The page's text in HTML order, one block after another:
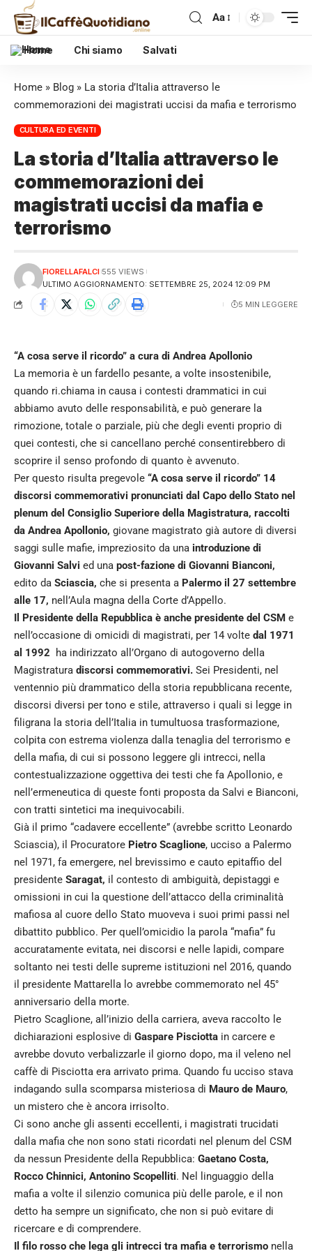
Aa
Home Chi siamo Salvati
Home » Blog » La storia d’Italia attraverso le
commemorazioni dei magistrati uccisi da mafia e terrorismo
CULTURA ED EVENTI
La storia d’Italia attraverso le
commemorazioni dei
magistrati uccisi da mafia e
terrorismo
ULTIMO AGGIORNAMENTO: SETTEMBRE 25, 2024 12:09 PM
FIORELLAFALCI 555 VIEWS
5 MIN LEGGERE
“A cosa serve il ricordo” a cura di Andrea Apollonio
La memoria è un fardello pesante, a volte insostenibile,
quando ri.chiama in causa i contesti drammatici in cui
abbiamo avuto delle responsabilità, e può generare la
rimozione, totale o parziale, più che degli eventi proprio di
quei contesti, che si cancellano perché consentirebbero di
scoprire il senso profondo di quanto è avvenuto.
Per questo risulta pregevole “A cosa serve il ricordo” 14
discorsi commemorativi pronunciati dal Capo dello Stato nel
plenum del Consiglio Superiore della Magistratura, raccolti
da Andrea Apollonio, giovane magistrato già autore di diversi
saggi sulle mafie, impreziosito da una introduzione di
Giovanni Salvi ed una post-fazione di Giovanni Bianconi,
edito da Sciascia, che si presenta a Palermo il 27 settembre
alle 17, nell’Aula magna della Corte d’Appello.
Il Presidente della Repubblica è anche presidente del CSM e
nell’occasione di omicidi di magistrati, per 14 volte dal 1971
al 1992 ha indirizzato all’Organo di autogoverno della
Magistratura discorsi commemorativi. Sei Presidenti, nel
ventennio più drammatico della storia repubblicana recente,
discorsi diversi per tono e stile, attraverso i quali si legge in
filigrana la storia dell’Italia in tumultuosa trasformazione,
colpita con estrema violenza dalla tenaglia del terrorismo e
della mafia, di cui si possono leggere gli intrecci, nella
contestualizzazione oggettiva dei testi che fa Apollonio, e
nell’ermeneutica di queste fonti proposta da Salvi e Bianconi,
con tratti sintetici ma inequivocabili.
Già il primo “cadavere eccellente” (avrebbe scritto Leonardo
Sciascia), il Procuratore Pietro Scaglione, ucciso a Palermo
nel 1971, fa emergere, nel brevissimo e cauto epitaffio del
presidente Saragat, il contesto di ambiguità, depistaggi e
omissioni in cui la questione dell’attacco della criminalità
mafiosa al cuore dello Stato muoveva i suoi primi passi nel
dibattito pubblico. Per quell’omicidio la parola “mafia” fu
accuratamente evitata, nei discorsi e nelle lapidi, compare
soltanto nei testi delle supreme istituzioni nel 2016, quando
il presidente Mattarella lo avrebbe commemorato nel 45°
anniversario della morte.
Pietro Scaglione, all’inizio della carriera, aveva raccolto le
dichiarazioni esplosive di Gaspare Pisciotta in carcere e
avrebbe dovuto verbalizzarle il giorno dopo, ma il veleno nel
caffè di Pisciotta era arrivato prima. Quando fu ucciso stava
indagando sulla scomparsa misteriosa di Mauro de Mauro,
un mistero che è ancora irrisolto.
Ci sono anche gli assenti eccellenti, i magistrati trucidati
dalla mafia che non sono stati ricordati nel plenum del CSM
da nessun Presidente della Repubblica: Gaetano Costa,
Rocco Chinnici, Antonino Scopelliti. Nel linguaggio della
mafia a volte il silenzio comunica più delle parole, e il non
detto ha sempre un significato, che non si può evitare di
ricercare e di comprendere.
Il filo rosso che lega gli intrecci tra mafia e terrorismo nella